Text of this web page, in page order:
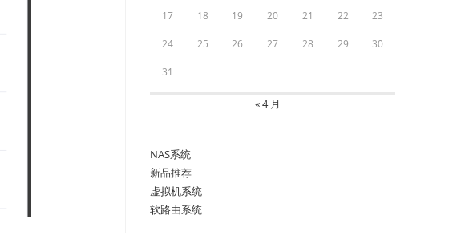
17 18 19 20 21 22 23
24 25 26 27 28 29 30
31
« 4 月
NAS系统
新品推荐
虚拟机系统
软路由系统